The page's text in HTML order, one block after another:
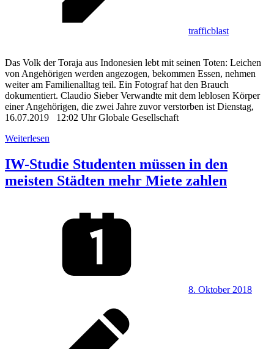
trafficblast
Das Volk der Toraja aus Indonesien lebt mit seinen Toten: Leichen
von Angehörigen werden angezogen, bekommen Essen, nehmen
weiter am Familienalltag teil. Ein Fotograf hat den Brauch
dokumentiert. Claudio Sieber Verwandte mit dem leblosen Körper
einer Angehörigen, die zwei Jahre zuvor verstorben ist Dienstag,
16.07.2019 12:02 Uhr Globale Gesellschaft
Weiterlesen
IW-Studie Studenten müssen in den
meisten Städten mehr Miete zahlen
8. Oktober 2018